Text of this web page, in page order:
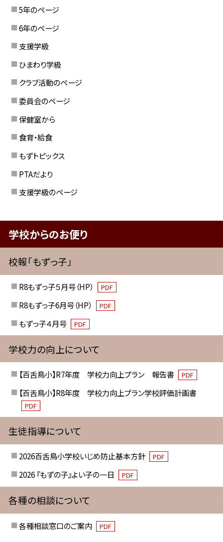
5年のページ
6年のページ
支援学級
ひまわり学級
クラブ活動のページ
委員会のページ
保健室から
食育・給食
もずトピックス
PTAだより
支援学級のページ
学校からのお便り
校報「もずっ子」
R8もずっ子５月号（HP） PDF
R8もずっ子6月号（HP） PDF
もずっ子４月号 PDF
学校力の向上について
【百舌鳥小】R7年度 学校力向上プラン 報告書 PDF
【百舌鳥小】R8年度 学校力向上プラン学校評価計画書
PDF
生徒指導について
2026百舌鳥小学校いじめ防止基本方針 PDF
2026 『もずの子』よい子の一日 PDF
各種の相談について
各種相談窓口のご案内 PDF